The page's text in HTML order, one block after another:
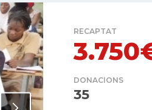
RECAPTAT
DONACIONS
35